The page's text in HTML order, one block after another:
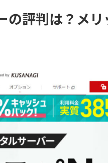
の評判は？メ